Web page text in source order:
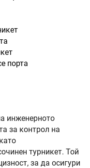
порта
инженерното
за контрол на
турникет. Той
за да осигури